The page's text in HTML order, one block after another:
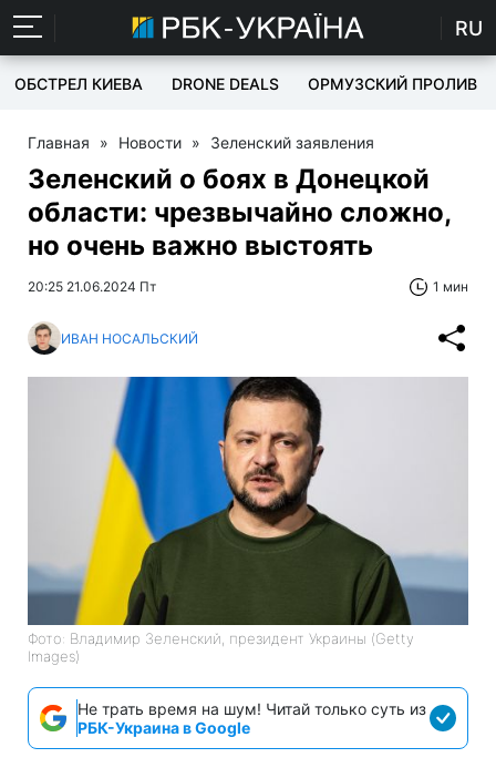
RU
ОБСТРЕЛ КИЕВА DRONE DEALS ОРМУЗСКИЙ ПРОЛИВ
Главная » Новости » Зеленский заявления
Зеленский о боях в Донецкой
области: чрезвычайно сложно,
но очень важно выстоять
20:25 21.06.2024 Пт 1 мин
ИВАН НОСАЛЬСКИЙ
Фото: Владимир Зеленский, президент Украины (Getty
Images)
Не трать время на шум! Читай только суть из
РБК-Украина в Google